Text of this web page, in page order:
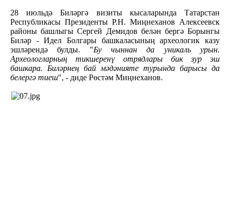
28 июльдә Биләргә визиты кысаларында Татарстан
Республикасы Президенты Р.Н. Миңнеханов Алексеевск
районы башлыгы Сергей Демидов белән бергә Борынгы
Биләр - Идел Болгары башкаласының археологик казу
эшләрендә булды. "Бу чыннан да уникаль урын.
Археологларның тикшеренү отрядлары бик зур эш
башкара. Биләрнең бай мәдәнияте турында барысы да
белергә тиеш", - диде Рөстәм Миңнеханов.